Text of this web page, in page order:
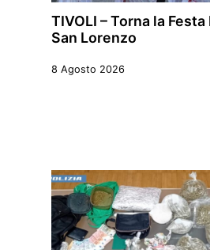
TIVOLI – Torna la
San Lorenzo
8 Agosto 2026